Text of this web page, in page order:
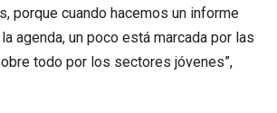
porque cuando hacemos un informe
agenda, un poco está marcada por las
todo por los sectores jóvenes”,